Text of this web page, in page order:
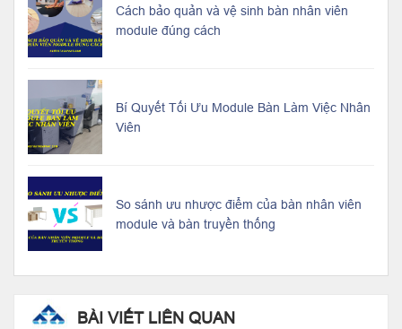
Cách bảo quản và vệ sinh bàn nhân viên
module đúng cách
Bí Quyết Tối Ưu Module Bàn Làm Việc Nhân
Viên
So sánh ưu nhược điểm của bàn nhân viên
module và bàn truyền thống
BÀI VIẾT LIÊN QUAN